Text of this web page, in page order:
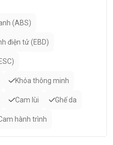
(ABS)
điện tử (EBD)
Khóa thông minh
Cam lùi Ghế da
hành trình